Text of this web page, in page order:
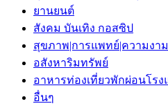
ยานยนต์
สังคม บันเทิง กอสซิป
สุขภาพ|การแพทย์|ความงาม
อสังหาริมทรัพย์
อาหารท่องเที่ยวพักผ่อนโรง
อื่นๆ